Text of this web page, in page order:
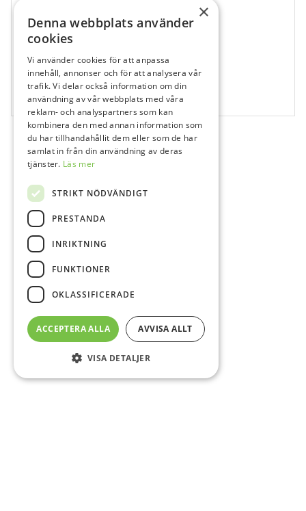
681028
Venus Diamond Art, BL, Spruta
1x4 g
×
Denna webbplats använder
cookies
Vi använder cookies för att anpassa
innehåll, annonser och för att analysera vår
trafik. Vi delar också information om din
användning av vår webbplats med våra
reklam- och analyspartners som kan
kombinera den med annan information som
du har tillhandahållit dem eller som de har
samlat in från din användning av deras
tjänster. Läs mer
STRIKT NÖDVÄNDIGT
PRESTANDA
INRIKTNING
FUNKTIONER
OKLASSIFICERADE
ACCEPTERA ALLA AVVISA ALLT
VISA DETALJER